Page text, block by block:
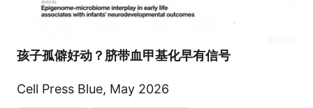
孩子孤僻好动？脐带血甲基化早有信号
Cell Press Blue, May 2026